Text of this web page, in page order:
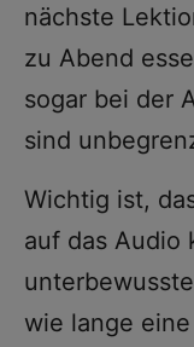
nächste
zu Abend
sogar bei der
sind
Wichtig ist,
auf das Audio
wie lange